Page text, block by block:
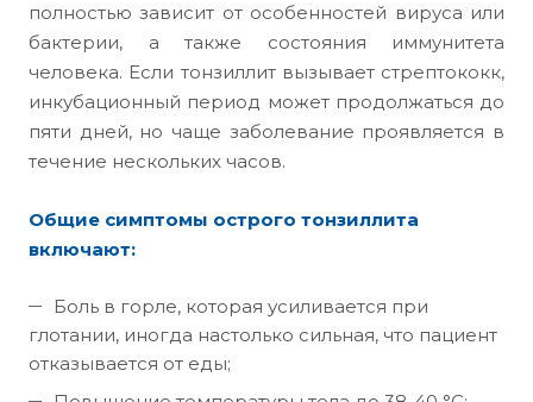
полностью зависит от особенностей вируса или
бактерии, а также состояния иммунитета
человека. Если тонзиллит вызывает стрептококк,
инкубационный период может продолжаться до
пяти дней, но чаще заболевание проявляется в
течение нескольких часов.
Общие симптомы острого тонзиллита
включают:
Боль в горле, которая усиливается при
глотании, иногда настолько сильная, что пациент
отказывается от еды;